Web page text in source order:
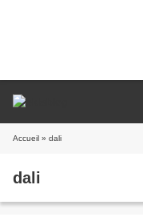
Accueil » dali
dali